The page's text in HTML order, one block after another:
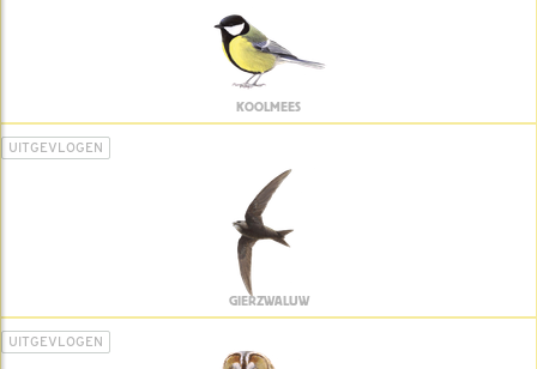
KOOLMEES
UITGEVLOGEN
GIERZWALUW
UITGEVLOGEN